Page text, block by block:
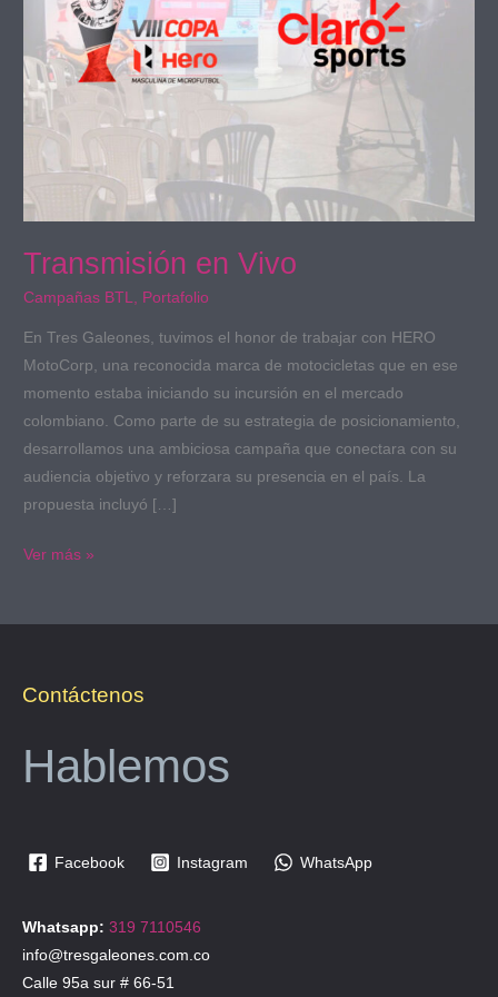
Transmisión en Vivo
Campañas BTL, Portafolio
En Tres Galeones, tuvimos el honor de trabajar con HERO
MotoCorp, una reconocida marca de motocicletas que en ese
momento estaba iniciando su incursión en el mercado
colombiano. Como parte de su estrategia de posicionamiento,
desarrollamos una ambiciosa campaña que conectara con su
audiencia objetivo y reforzara su presencia en el país. La
propuesta incluyó […]
Ver más »
Contáctenos
Hablemos
Facebook Instagram WhatsApp
Whatsapp: 319 7110546
info@tresgaleones.com.co
Calle 95a sur # 66-51